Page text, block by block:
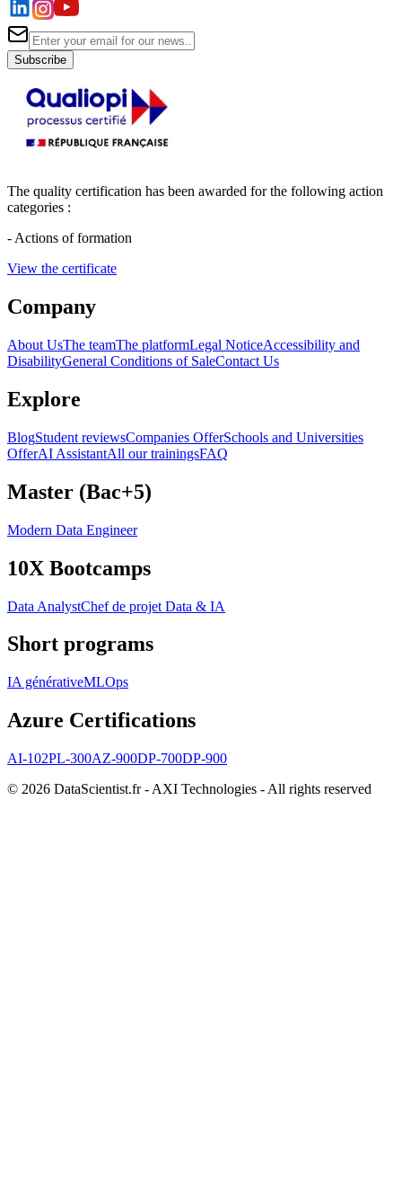
Subscribe
The quality certification has been awarded for the following action
categories :
- Actions of formation
View the certificate
Company
About UsThe teamThe platformLegal NoticeAccessibility and
DisabilityGeneral Conditions of SaleContact Us
Explore
BlogStudent reviewsCompanies OfferSchools and Universities
OfferAI AssistantAll our trainingsFAQ
Master (Bac+5)
Modern Data Engineer
10X Bootcamps
Data AnalystChef de projet Data & IA
Short programs
IA générativeMLOps
Azure Certifications
AI-102PL-300AZ-900DP-700DP-900
© 2026 DataScientist.fr - AXI Technologies - All rights reserved